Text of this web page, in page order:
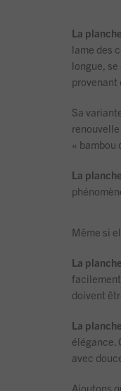
La
lame des
longue,
provenant
Sa
« bambou
La
Même si
La
facilement
doivent
La
élégance.
avec
Ajoutons